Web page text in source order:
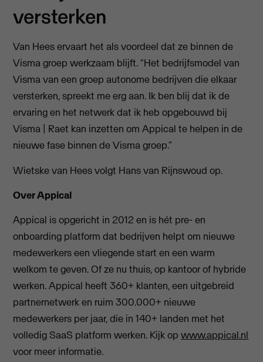
versterken
Van Hees ervaart het als voordeel dat ze binnen de
Visma groep werkzaam blijft. “Het bedrijfsmodel van
Visma van een groep autonome bedrijven die elkaar
versterken, spreekt me erg aan. Ik ben blij dat ik de
ervaring en het netwerk dat ik heb opgebouwd bij
Visma | Raet kan inzetten om Appical te helpen in de
nieuwe fase binnen de Visma groep.”
Wietske van Hees volgt Hans van Rijnswoud op.
Over Appical
Appical is opgericht in 2012 en is hét pre- en
onboarding platform dat bedrijven helpt om nieuwe
medewerkers een vliegende start en een warm
welkom te geven. Of ze nu thuis, op kantoor of hybride
werken. Appical heeft 360+ klanten, een uitgebreid
partnernetwerk en ruim 300.000+ nieuwe
medewerkers per jaar, die in 140+ landen met het
volledig SaaS platform werken. Kijk opwww.appical.nl
voor meer informatie.